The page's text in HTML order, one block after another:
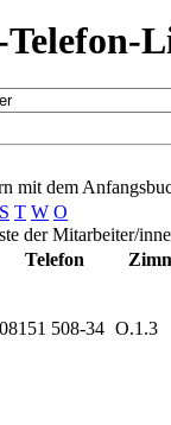
mit dem
S T W O
der Mitarbeiter/
Telefon
08151 508-34 O.1.3